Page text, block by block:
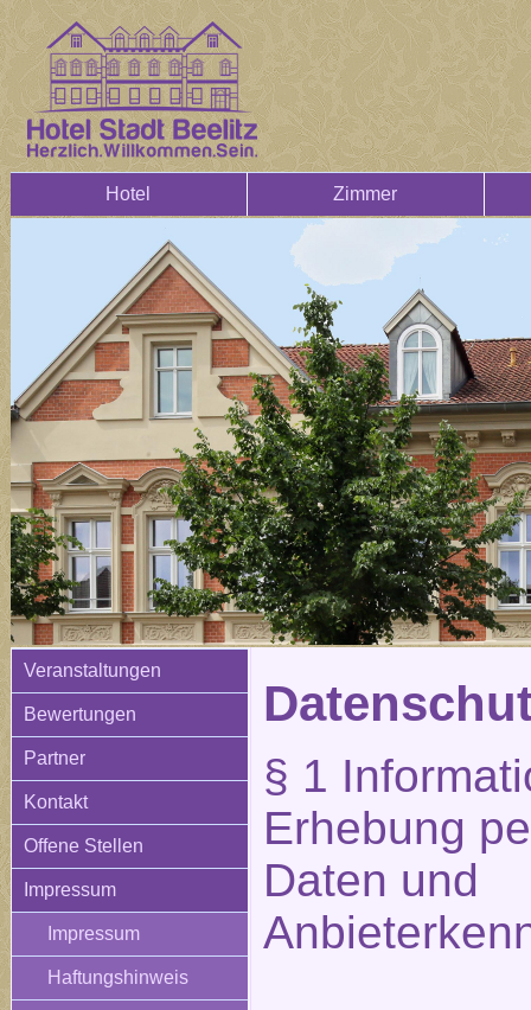
Hotel Zimmer
Veranstaltungen
Bewertungen
Partner
Kontakt
Offene Stellen
Impressum
Impressum
Haftungshinweis
§ 1
Erhebung
Daten und